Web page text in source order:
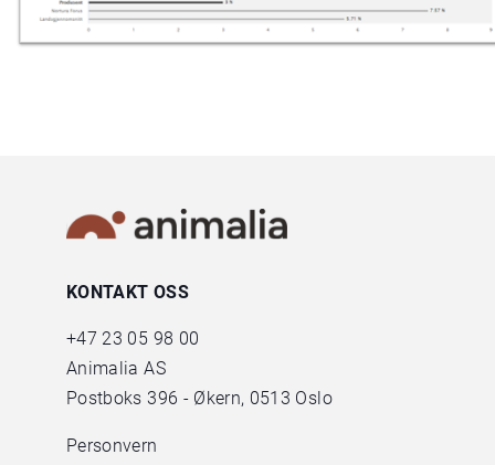
KONTAKT OSS
+47 23 05 98 00
Animalia AS
Postboks 396 - Økern, 0513 Oslo
Personvern